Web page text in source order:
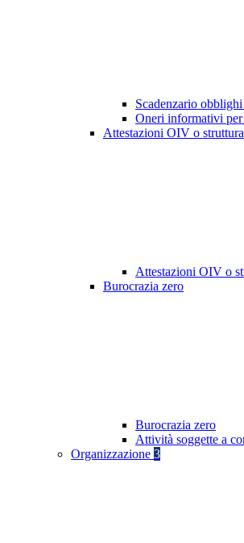
Scadenzario
Oneri informativi
Attestazioni OIV o
Attestazioni OIV o
Burocrazia zero
Burocrazia zero
Attività soggette a
Organizzazione 3